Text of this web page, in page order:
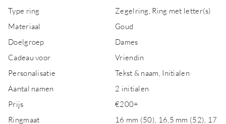
Type ring
Zegelring, Ring met letter(s)
Materiaal
Goud
Doelgroep
Dames
Cadeau voor
Vriendin
Personalisatie
Tekst & naam, Initialen
Aantal namen
2 initialen
Prijs
€200+
Ringmaat
16 mm (50), 16,5 mm (52), 17